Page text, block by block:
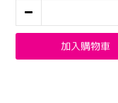
加入購物車